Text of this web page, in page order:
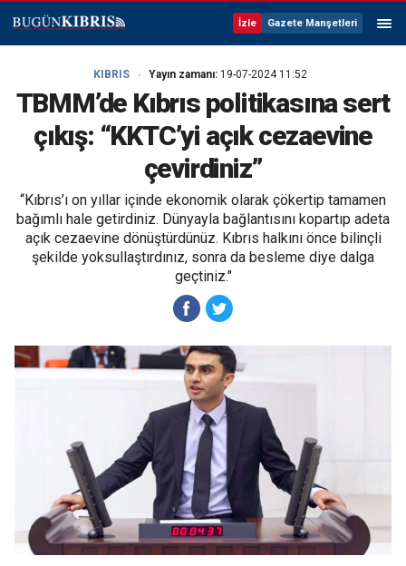
İzle Gazete Manşetleri
KIBRIS Yayın zamanı: 19-07-2024 11:52
TBMM’de Kıbrıs politikasına sert
çıkış: “KKTC’yi açık cezaevine
çevirdiniz”
“Kıbrıs’ı on yıllar içinde ekonomik olarak çökertip tamamen
bağımlı hale getirdiniz. Dünyayla bağlantısını kopartıp adeta
açık cezaevine dönüştürdünüz. Kıbrıs halkını önce bilinçli
şekilde yoksullaştırdınız, sonra da besleme diye dalga
geçtiniz."